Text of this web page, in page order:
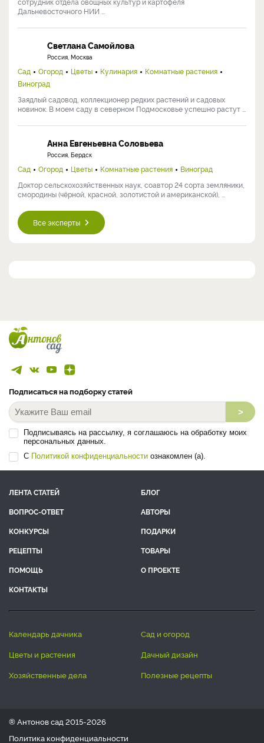
Дальневосточного НИИ ...
Светлана Самойлова
Россия, Москва
Сад Огород Цветы Кулинария
Комнатные растения
Виноград
Заядлый садовод, коллекционер редких растений и садовых
новинок. В моем саду в северном Подмосковье успешно растут ...
Анна Евгеньевна Соловьева
Россия, Бердск
Сад Огород Цветы Комнатные растения
Виноград
Доктор сельскохозяйственных наук, соавтор 24 сорта земляники,
смородины (чёрной, красной, золотистой и американской), ...
Все эксперты
Подписаться на подборку статей
>
Подписываясь на рассылку, я соглашаюсь на обработку моих
персональных данных.
С Политикой конфиденциальности ознакомлен (а).
ЛЕНТА СТАТЕЙ
БЛОГ
ВОПРОС-ОТВЕТ
АВТОРЫ
КОНКУРСЫ
ПОДАРКИ
РЕЦЕПТЫ
ТОВАРЫ
ПОМОЩЬ
О ПРОЕКТЕ
КОНТАКТЫ
календарь дачника
сад и огород
цветы и растения
дачный дизайн
хозяйственные дела
полезные рецепты
® Антонов сад 2015-2026
Политика конфиденциальности